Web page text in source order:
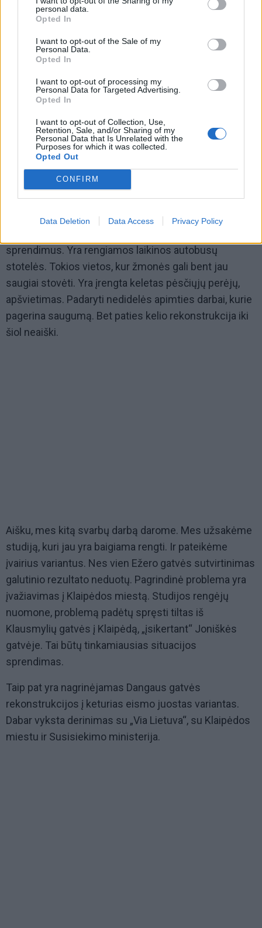
personal data.
Opted In
I want to opt-out of the Sale of my
Personal Data.
Opted In
I want to opt-out of processing my
Personal Data for Targeted Advertising.
Opted In
I want to opt-out of Collection, Use,
Retention, Sale, and/or Sharing of my
Personal Data that Is Unrelated with the
Purposes for which it was collected.
Opted Out
CONFIRM
Data Deletion Data Access Privacy Policy
Ir, tiesą pasakius, aš labai tikiuosi, kad dabar,
pasikeitus politinei valdžiai, pasikeitus „Via Lietuvos“
vadovybei, kad visgi šis klausimas bus sprendžiamas
palankiai.
Bet kol neturime konkrečių pažadų, darome
sprendimus. Yra rengiamos laikinos autobusų
stotelės. Tokios vietos, kur žmonės gali bent jau
saugiai stovėti. Yra įrengta keletas pėsčiųjų perėjų,
apšvietimas. Padaryti nedidelės apimties darbai, kurie
pagerina saugumą. Bet paties kelio rekonstrukcija iki
šiol neaiški.
Aišku, mes kitą svarbų darbą darome. Mes užsakėme
studiją, kuri jau yra baigiama rengti. Ir pateikėme
įvairius variantus. Nes vien Ežero gatvės sutvirtinimas
galutinio rezultato neduotų. Pagrindinė problema yra
įvažiavimas į Klaipėdos miestą. Studijos rengėjų
nuomone, problemą padėtų spręsti tiltas iš
Klausmylių gatvės į Klaipėdą, „įsikertant“ Joniškės
gatvėje. Tai būtų tinkamiausias situacijos
sprendimas.
Taip pat yra nagrinėjamas Dangaus gatvės
rekonstrukcijos į keturias eismo juostas variantas.
Dabar vyksta derinimas su „Via Lietuva“, su Klaipėdos
miestu ir Susisiekimo ministerija.